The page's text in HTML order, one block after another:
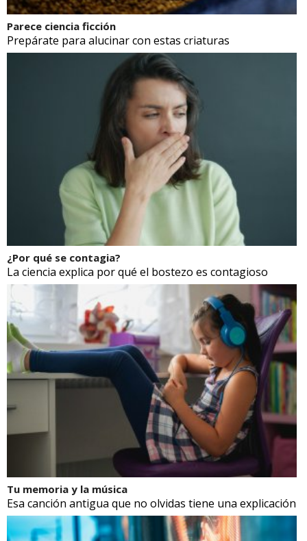
Parece ciencia ficción
Prepárate para alucinar con estas criaturas
¿Por qué se contagia?
La ciencia explica por qué el bostezo es contagioso
Tu memoria y la música
Esa canción antigua que no olvidas tiene una explicación